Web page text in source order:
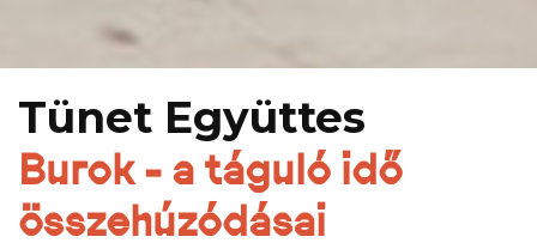
Tünet Együttes
Burok - a táguló idő
összehúzódásai